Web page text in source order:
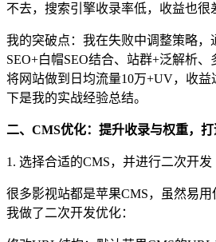
不去，搜索引擎收录率低，收益也很
我的突破点：我在失败中调整策略，
SEO+白帽SEO结合、站群+泛解析
将网站做到日均流量10万+UV，收益
下是我的实战经验总结。
二、CMS优化：提升收录与权重，
1. 选择合适的CMS，并进行二次开发
很多影视站都是苹果CMS，虽然易用
我做了二次开发优化：